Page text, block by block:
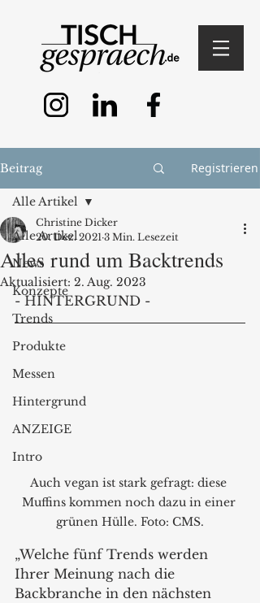
Beitrag Registrieren
Alle Artikel
News
Konzepte
Trends
Produkte
Messen
Hintergrund
ANZEIGE
Intro
Alle Artikel
Alles rund um Backtrends
Christine Dicker
20. Dez. 2021 3 Min. Lesezeit
Aktualisiert: 2. Aug. 2023
- HINTERGRUND -
Auch vegan ist stark gefragt: diese
Muffins kommen noch dazu in einer
grünen Hülle. Foto: CMS.
„Welche fünf Trends werden
Ihrer Meinung nach die
Backbranche in den nächsten